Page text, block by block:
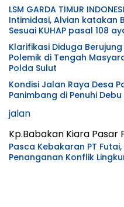
LSM GARDA TIMUR
Intimidasi, Alvian katakan
Sesuai KUHAP pasal 108
Klarifikasi Diduga
Polemik di Tengah
Polda Sulut
Kondisi Jalan Raya Desa
Panimbang di Penuhi
jalan
Kp.Babakan Kiara Pasar
Pasca Kebakaran PT
Penanganan Konflik